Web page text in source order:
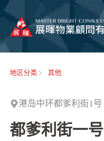
地区分类 其他
港岛中环都爹利街1号
都爹利街一号